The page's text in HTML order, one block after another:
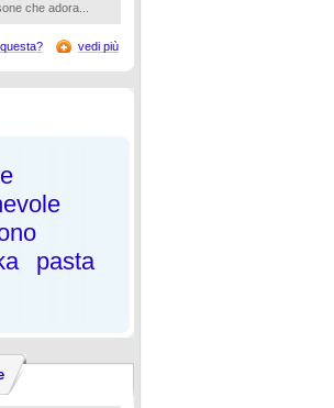
che adora...
vedi più
pasta